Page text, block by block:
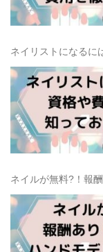
ネイリストになるに
ネイルが無料?！報